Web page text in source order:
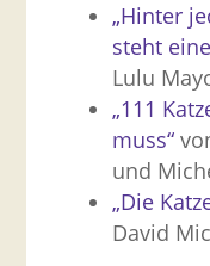
„Hinter
steht
Lulu
„111
muss“
und
„Die
David